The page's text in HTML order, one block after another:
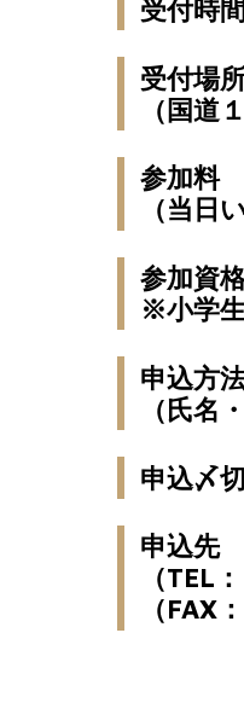
受付時
受付場
（国道
参加料
（当日
参加資
※小学
申込方
（氏名
申込〆
申込先
（TEL
（FAX